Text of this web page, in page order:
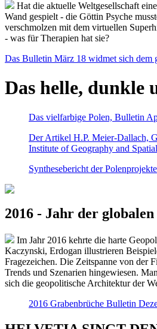
Hat die aktuelle Weltgesellschaft
Wand gespielt - die Göttin Psyche
verschmolzen mit dem virtuellen
- was für Therapien hat sie?
Das Bulletin März 18 widmet sich dem
Das helle, dunkle
Das vielfarbige Polen, Bulletin
Der Artikel H.P. Meier-Dallach,
Institute of Geography and
Synthesebericht der
2016 - Jahr der
Im Jahr 2016 kehrte die harte
Kaczynski, Erdogan illustrieren
Fragezeichen. Die Zeitspanne von der
Trends und Szenarien hingewiesen.
sich die geopolitische Architektur der
2016 Grabenbrüche Bulletin